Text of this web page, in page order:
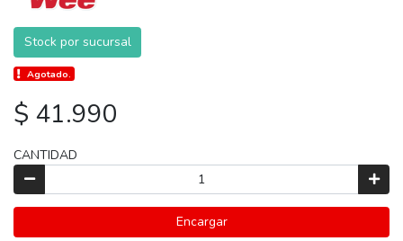
Stock por sucursal
Agotado.
$ 41.990
CANTIDAD
Encargar